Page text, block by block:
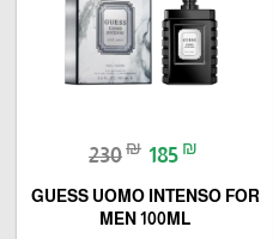
230₪ 185 ₪
GUESS UOMO INTENSO FOR
MEN 100ML